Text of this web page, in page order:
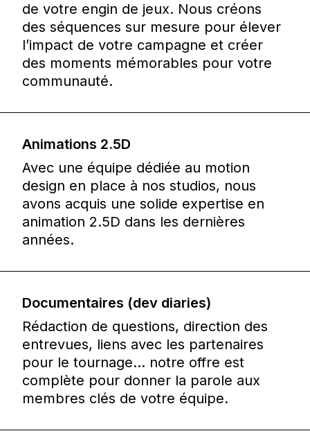
de votre engin de jeux. Nous créons
des séquences sur mesure pour élever
l’impact de votre campagne et créer
des moments mémorables pour votre
communauté.
Animations 2.5D
Avec une équipe dédiée au motion
design en place à nos studios, nous
avons acquis une solide expertise en
animation 2.5D dans les dernières
années.
Documentaires (dev diaries)
Rédaction de questions, direction des
entrevues, liens avec les partenaires
pour le tournage… notre offre est
complète pour donner la parole aux
membres clés de votre équipe.